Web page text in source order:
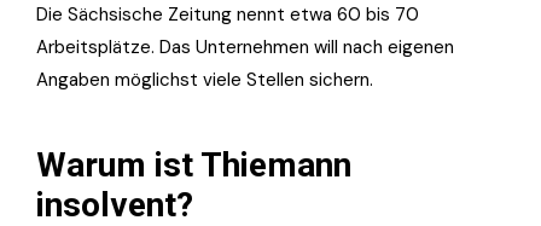
Die Sächsische Zeitung nennt etwa 60 bis 70
Arbeitsplätze. Das Unternehmen will nach eigenen
Angaben möglichst viele Stellen sichern.
Warum ist Thiemann
insolvent?